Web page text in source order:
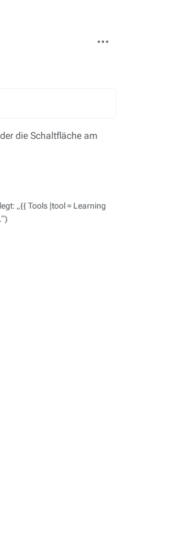
Aktionen
die Schaltfläche am
„{{ Tools |tool = Learning